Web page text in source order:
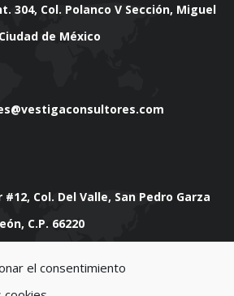
el consentimiento
304, Col. Polanco V Sección, Miguel
de México
Col. Del Valle, San Pedro Garza
C.P. 66220